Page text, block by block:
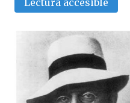
Lectura accesible